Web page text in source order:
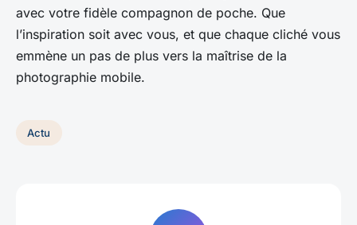
avec votre fidèle compagnon de poche. Que
l’inspiration soit avec vous, et que chaque cliché vous
emmène un pas de plus vers la maîtrise de la
photographie mobile.
Actu